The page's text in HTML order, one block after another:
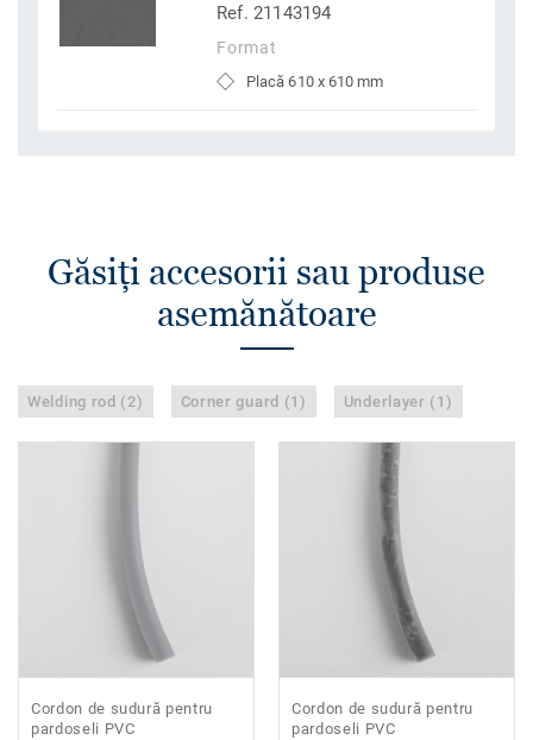
Ref. 21143194
Format
Placă 610 x 610 mm
Găsiţi accesorii sau produse
asemănătoare
Welding rod (2) Corner guard (1) Underlayer (1)
Cordon de sudură pentru
pardoseli PVC
Cordon de sudură pentru
pardoseli PVC